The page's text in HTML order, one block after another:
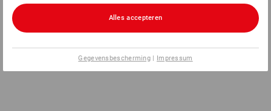
Alles accepteren
Gegevensbescherming | Impressum